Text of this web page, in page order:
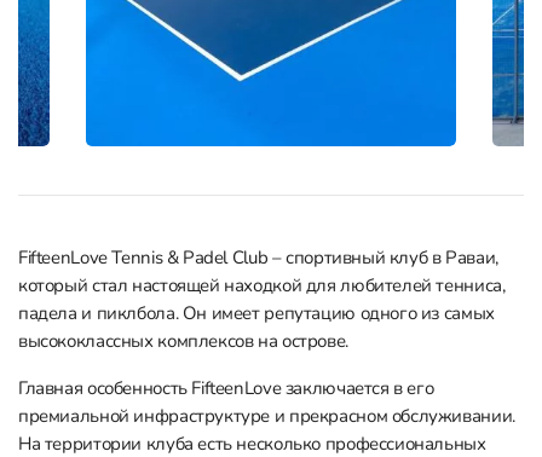
FifteenLove Tennis & Padel Club – спортивный клуб в Раваи,
который стал настоящей находкой для любителей тенниса,
падела и пиклбола. Он имеет репутацию одного из самых
высококлассных комплексов на острове.
Главная особенность FifteenLove заключается в его
премиальной инфраструктуре и прекрасном обслуживании.
На территории клуба есть несколько профессиональных